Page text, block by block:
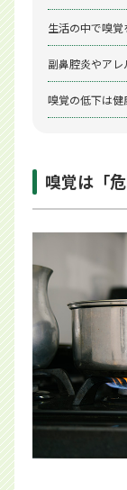
生活の中で嗅
副鼻腔炎やア
嗅覚の低下は健
嗅覚は「